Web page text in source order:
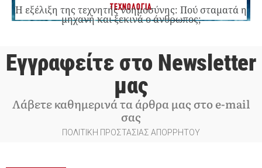
ΤΕΧΝΟΛΟΓΙΑ
Η εξέλιξη της τεχνητής νοημοσύνης: Πού σταματά η
μηχανή και ξεκινά ο άνθρωπος;
Εγγραφείτε στο Newsletter
μας
Λάβετε καθημερινά τα άρθρα μας στο e-mail
σας
ΠΟΛΙΤΙΚΗ ΠΡΟΣΤΑΣΙΑΣ ΑΠΟΡΡΗΤΟΥ